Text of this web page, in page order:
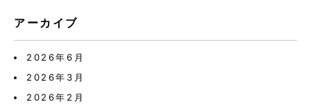
アーカイブ
2026年6月
2026年3月
2026年2月